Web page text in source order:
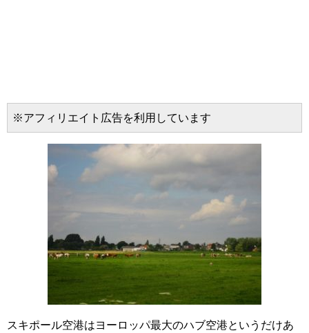
※アフィリエイト広告を利用しています
スキポール空港はヨーロッパ最大のハブ空港というだけあ